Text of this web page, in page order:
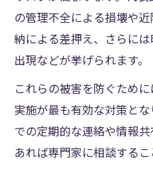
の管理不全による損壊や
納による差押え、さらに
出現などが挙げられます。
これらの被害を防ぐため
実施が最も有効な対策と
での定期的な連絡や情報
あれば専門家に相談するこ